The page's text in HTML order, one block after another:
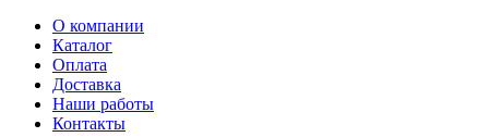
О компании
Каталог
Оплата
Доставка
Наши работы
Контакты